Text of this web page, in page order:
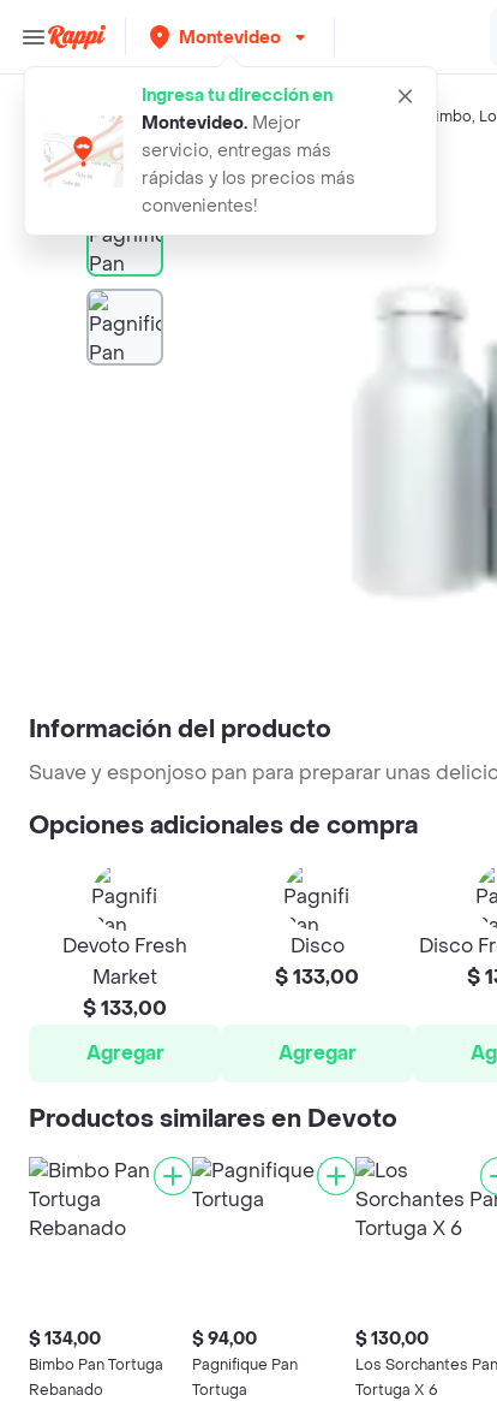
Montevideo
Ingresa tu dirección en
Montevideo. Mejor
servicio, entregas más
rápidas y los precios más
convenientes!
Búsquedas relacionadas:Panaderia salada Bimbo,
Rappi pagnifique pan tortuga
Información del producto
Suave y esponjoso pan para preparar unas
Opciones adicionales de compra
Devoto Fresh
Market
$ 133,00
Agregar
Disco
$ 133,00
Agregar
Disco
$
Productos similares en Devoto
$ 134,00
Bimbo Pan Tortuga
Rebanado
$ 94,00
Pagnifique Pan
Tortuga
$ 130,00
Los Sorchantes Pan
Tortuga X 6